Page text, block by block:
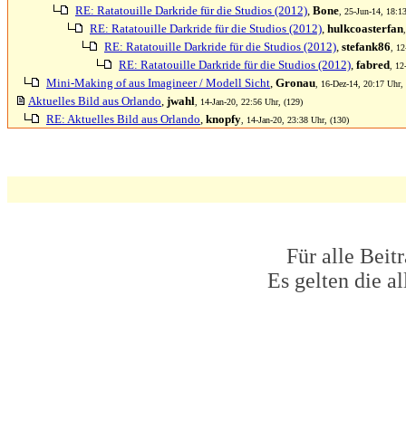
RE: Ratatouille Darkride für die Studios (2012), Bone , 25-Jun-14,
RE: Ratatouille Darkride für die Studios (2012), hulkcoasterfan
RE: Ratatouille Darkride für die Studios (2012), stefank86 ,
RE: Ratatouille Darkride für die Studios (2012), fabred ,
Mini-Making of aus Imagineer / Modell Sicht, Gronau , 16-Dez-14, 20:17 Uhr,
Aktuelles Bild aus Orlando, jwahl , 14-Jan-20, 22:56 Uhr, (129)
RE: Aktuelles Bild aus Orlando, knopfy , 14-Jan-20, 23:38 Uhr, (130)
Für alle
Es gelten die